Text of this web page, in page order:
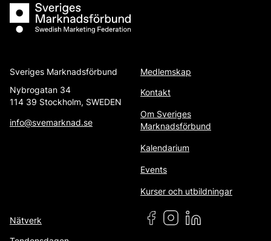
Sveriges Marknadsförbund
Sveriges Marknadsförbund
Nybrogatan 34
114 39 Stockholm, SWEDEN
info@svemarknad.se
Medlemskap
Kontakt
Om Sveriges
Marknadsförbund
Kalendarium
Events
Kurser och utbildningar
Nätverk